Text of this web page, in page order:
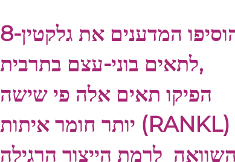
המדענים את גלקטין-8
לתאים בוני-עצם בתרבית,
הפיקו תאים אלה פי שישה
יותר חומר איתות (RANKL)